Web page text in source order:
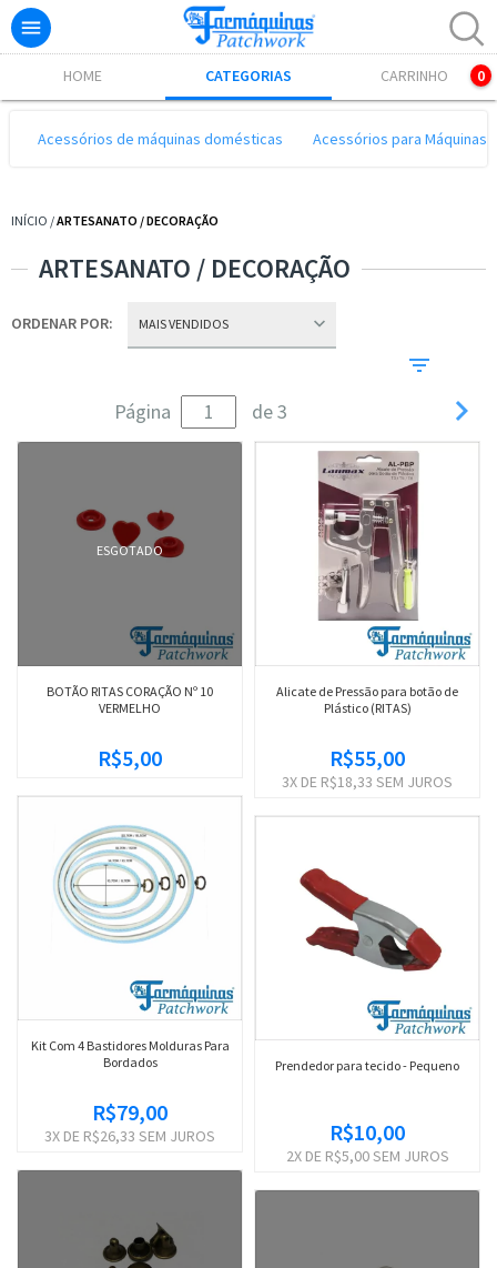
HOME CATEGORIAS CARRINHO 0
Excelente! Já adicionamos o produto ao carrinho.
Acessórios de máquinas domésticas Acessórios para Máquinas
INÍCIO /ARTESANATO / DECORAÇÃO
ARTESANATO / DECORAÇÃO
ORDENAR POR:
Página de 3 
ESGOTADO
BOTÃO RITAS CORAÇÃO Nº 10
VERMELHO
R$5,00
Alicate de Pressão para botão de
Plástico (RITAS)
R$55,00
3X DE R$18,33 SEM JUROS
Kit Com 4 Bastidores Molduras Para
Bordados
R$79,00
3X DE R$26,33 SEM JUROS
Prendedor para tecido - Pequeno
R$10,00
2X DE R$5,00SEM JUROS